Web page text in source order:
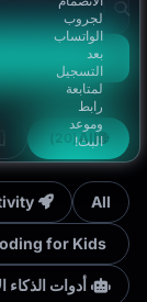
لجروب
الواتساب
بعد
التسجيل
لمتابعة
رابط
وموعد
البث!🌐
All
(20)
All
for Kids
أدوات الذكاء